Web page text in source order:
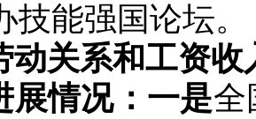
技能强国论坛。
动关系和工资收
展情况：一是全